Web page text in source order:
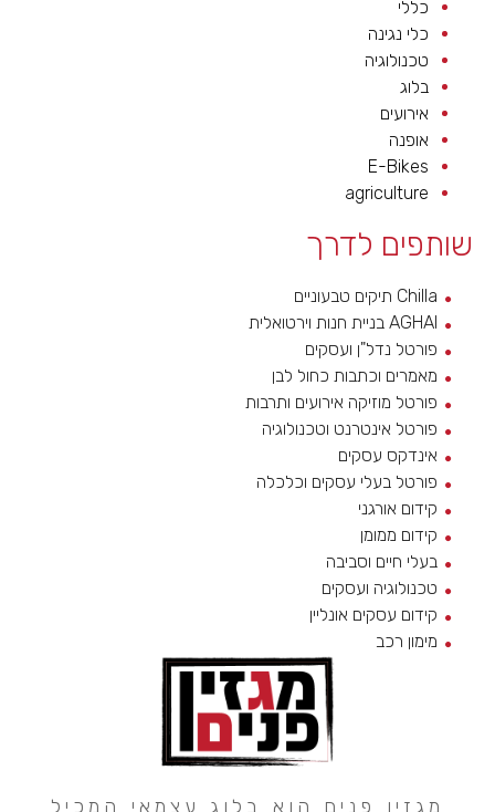
כללי
כלי נגינה
טכנולוגיה
בלוג
אירועים
אופנה
E-Bikes
agriculture
שותפים לדרך
Chilla תיקים טבעוניים
AGHAI בניית חנות וירטואלית
פורטל נדל"ן ועסקים
מאמרים וכתבות כחול לבן
פורטל מוזיקה אירועים ותרבות
פורטל אינטרנט וטכנולוגיה
אינדקס עסקים
פורטל בעלי עסקים וכלכלה
קידום אורגני
קידום ממומן
בעלי חיים וסביבה
טכנולוגיה ועסקים
קידום עסקים אונליין
מימון רכב
מגזין פנים הוא בלוג עצמאי המכיל